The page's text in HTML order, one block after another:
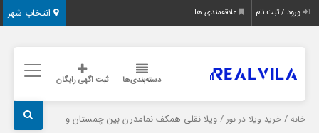
انتخاب شهر ورود / ثبت نام علاقه‌مندی ها
دسته‌بندی‌ها ثبت اگهی رایگان
خانه /خرید ویلا در نور/ ویلا نقلی همکف نمامدرن بین چمستان و